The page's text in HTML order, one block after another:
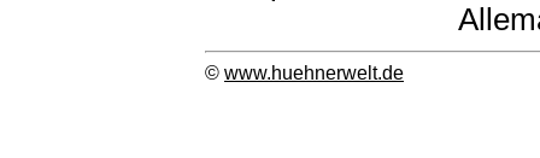
© www.huehnerwelt.de